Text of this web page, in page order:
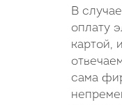
В
оплату
картой,
сама